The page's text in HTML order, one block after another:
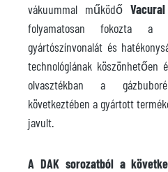
vákuummal működő
folyamatosan fokozta a
gyártószínvonalát és
technológiának köszönhetően
olvasztékban a
következtében a gyártott
javult.
A DAK sorozatból a